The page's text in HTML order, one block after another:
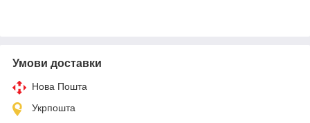
Умови доставки
Нова Пошта
Укрпошта